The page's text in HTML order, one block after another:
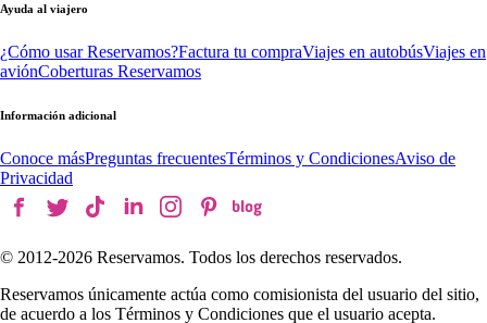
Ayuda al viajero
¿Cómo usar Reservamos?Factura tu compraViajes en autobúsViajes en
aviónCoberturas Reservamos
Información adicional
Conoce másPreguntas frecuentesTérminos y CondicionesAviso de
Privacidad
© 2012-2026 Reservamos. Todos los derechos reservados.
Reservamos únicamente actúa como comisionista del usuario del sitio,
de acuerdo a los Términos y Condiciones que el usuario acepta.